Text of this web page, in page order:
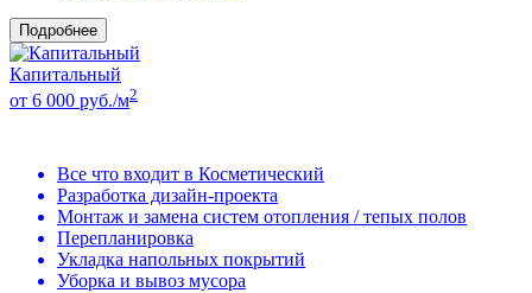
Подробнее
Капитальный
от 6 000 руб./м2
Все что входит в Косметический
Разработка дизайн-проекта
Монтаж и замена систем отопления / тепых полов
Перепланировка
Укладка напольных покрытий
Уборка и вывоз мусора